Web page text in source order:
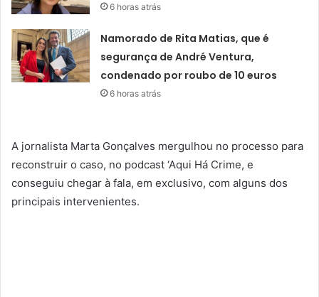
6 horas atrás
Namorado de Rita Matias, que é
segurança de André Ventura,
condenado por roubo de 10 euros
6 horas atrás
A jornalista Marta Gonçalves mergulhou no processo para
reconstruir o caso, no podcast ‘Aqui Há Crime, e
conseguiu chegar à fala, em exclusivo, com alguns dos
principais intervenientes.